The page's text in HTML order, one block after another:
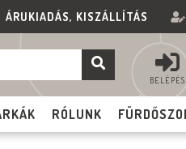
ÁRUKIADÁS, KISZÁLLÍTÁS
BELÉPÉS
RÓLUNK